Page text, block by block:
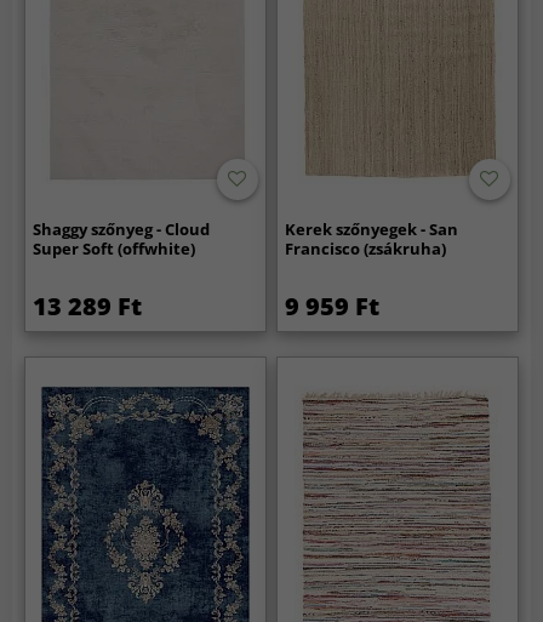
Shaggy szőnyeg - Cloud
Super Soft (offwhite)
13 289 Ft
Kerek szőnyegek - San
Francisco (zsákruha)
9 959 Ft